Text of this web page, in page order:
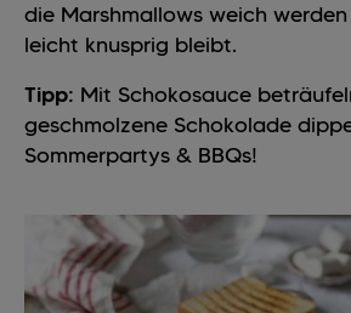
die Marshmallows weich
leicht knusprig bleibt.
Tipp: Mit Schokosauce
geschmolzene Schokolade
Sommerpartys & BBQs!